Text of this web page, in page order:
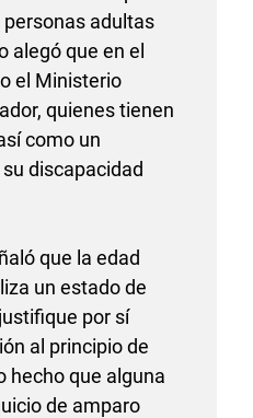
adultas
alegó que en el
el Ministerio
quienes tienen
como un
discapacidad
que la edad
un estado de
por sí
al principio de
hecho que alguna
de amparo